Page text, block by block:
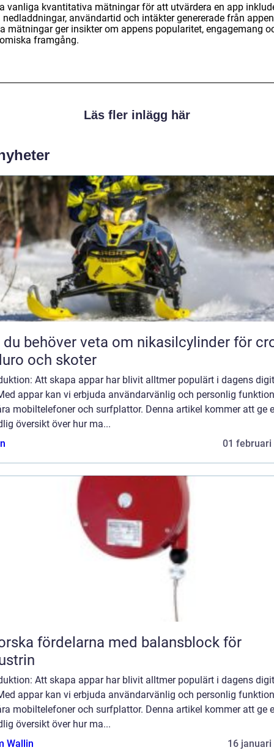
vanliga kvantitativa mätningar för att utvärdera en app
användartid och intäkter genererade från
mätningar ger insikter om appens popularitet, engagemang
framgång.
Läs fler inlägg här
behöver veta om nikasilcylinder för
och skoter
Att skapa appar har blivit alltmer populärt i dagens
appar kan vi erbjuda användarvänlig och personlig
mobiltelefoner och surfplattor. Denna artikel kommer att ge
översikt över hur ma...
01 februari
fördelarna med balansblock för
Att skapa appar har blivit alltmer populärt i dagens
appar kan vi erbjuda användarvänlig och personlig
mobiltelefoner och surfplattor. Denna artikel kommer att ge
översikt över hur ma...
Wallin
16 januari